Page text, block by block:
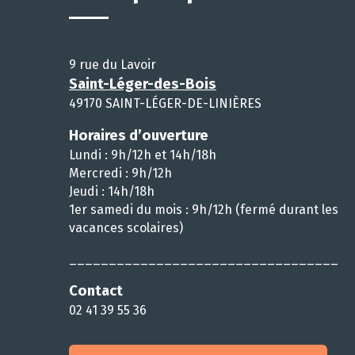
9 rue du Lavoir
Saint-Léger-des-Bois
49170 SAINT-LÉGER-DE-LINIÈRES
Horaires d’ouverture
Lundi : 9h/12h et 14h/18h
Mercredi : 9h/12h
Jeudi : 14h/18h
1er samedi du mois : 9h/12h (fermé durant les
vacances scolaires)
Contact
02 41 39 55 36